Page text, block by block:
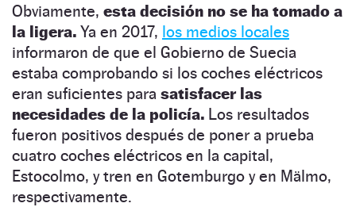
Obviamente, esta decisión no se ha tomado a
la ligera. Ya en 2017, los medios locales
informaron de que el Gobierno de Suecia
estaba comprobando si los coches eléctricos
eran suficientes para satisfacer las
necesidades de la policía. Los resultados
fueron positivos después de poner a prueba
cuatro coches eléctricos en la capital,
Estocolmo, y tren en Gotemburgo y en Mälmo,
respectivamente.